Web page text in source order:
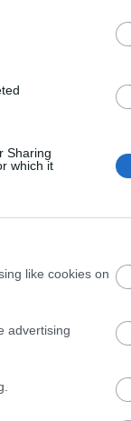
Sharing
which it
like cookies on
advertising